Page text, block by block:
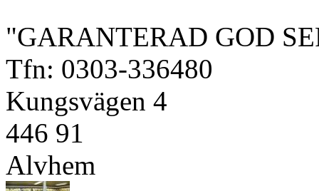
"GARANTERAD GOD
Tfn: 0303-336480
Kungsvägen 4
446 91
Alvhem